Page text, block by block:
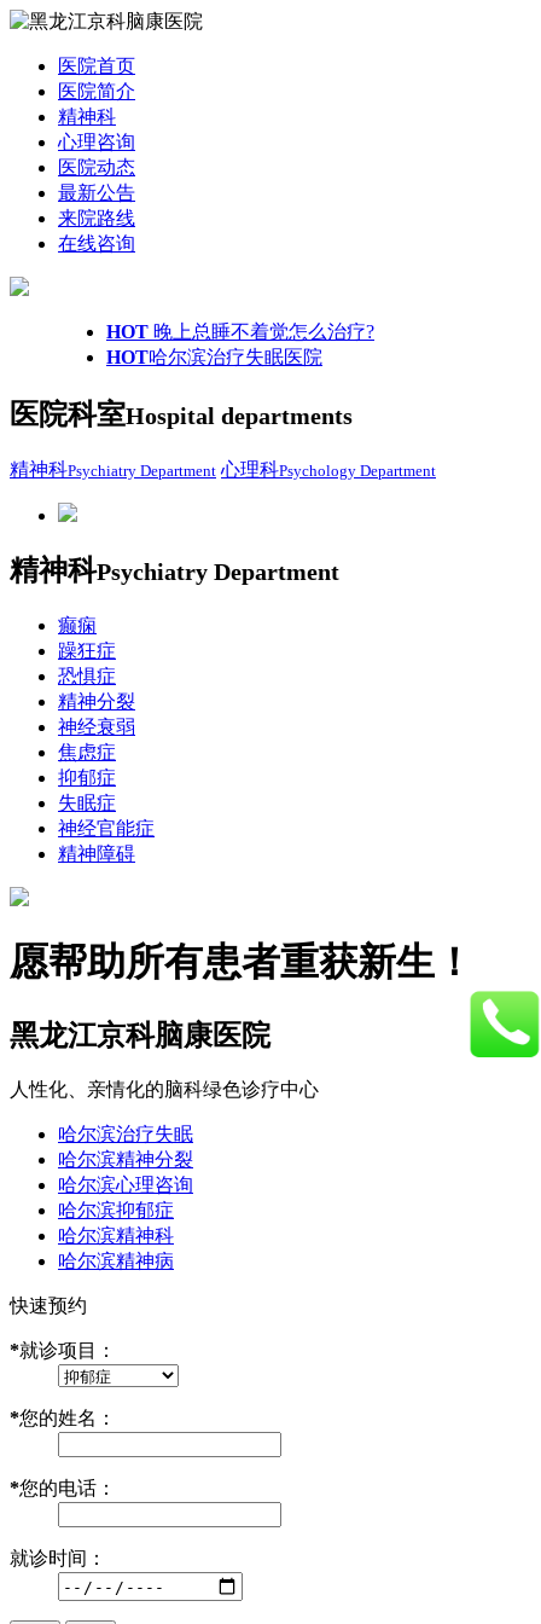
医院首页
医院简介
精神科
心理咨询
医院动态
最新公告
来院路线
在线咨询
HOT 晚上总睡不着觉怎么治疗?
HOT哈尔滨治疗失眠医院
医院科室Hospital departments
精神科Psychiatry Department 心理科Psychology Department
精神科Psychiatry Department
癫痫
躁狂症
恐惧症
精神分裂
神经衰弱
焦虑症
抑郁症
失眠症
神经官能症
精神障碍
愿帮助所有患者重获新生！
黑龙江京科脑康医院
人性化、亲情化的脑科绿色诊疗中心
哈尔滨治疗失眠
哈尔滨精神分裂
哈尔滨心理咨询
哈尔滨抑郁症
哈尔滨精神科
哈尔滨精神病
快速预约
*就诊项目：
*您的姓名：
*您的电话：
就诊时间：